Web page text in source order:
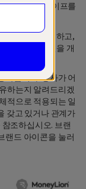
대 디지털 라이프를
니다.
장시키고, 관리하고,
기술 솔루션을 개
각합니다. 당사가 어
하는지 알려드리겠
적으로 적용되는 일
갖고 있거나 관계가
조하십시오. 브랜
랜드 아이콘을 눌러